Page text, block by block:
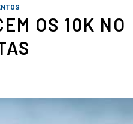
OS 10K NO